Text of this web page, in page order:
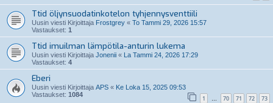
Ttid öljynsuodatinkotelon tyhjennysventtiili
Uusin viesti Kirjoittaja Frostgrey « To Tammi 29, 2026 15:57
Vastaukset: 1
Ttid imuilman lämpötila-anturin lukema
Uusin viesti Kirjoittaja Jonenii « La Tammi 24, 2026 17:29
Vastaukset: 4
Eberi
Uusin viesti Kirjoittaja APS « Ke Loka 15, 2025 09:53
Vastaukset: 1084 1 … 70 71 72 73